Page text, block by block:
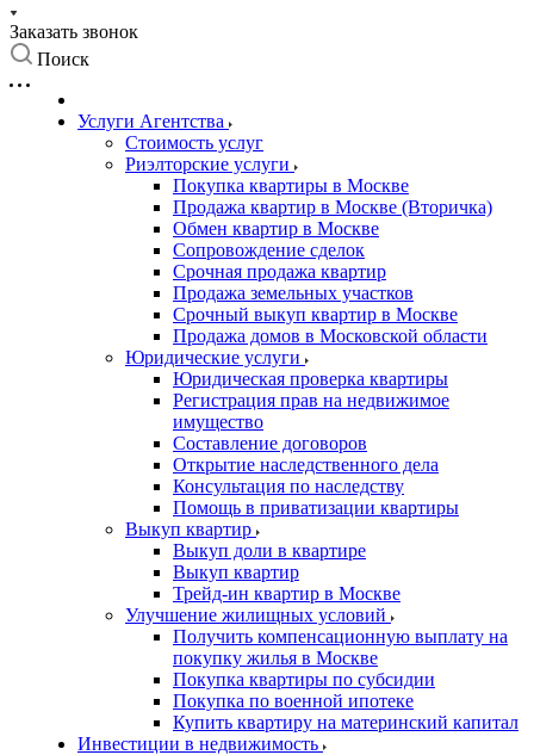
Заказать звонок
Поиск
Услуги Агентства
Стоимость услуг
Риэлторские услуги
Покупка квартиры в Москве
Продажа квартир в Москве (Вторичка)
Обмен квартир в Москве
Сопровождение сделок
Срочная продажа квартир
Продажа земельных участков
Срочный выкуп квартир в Москве
Продажа домов в Московской области
Юридические услуги
Юридическая проверка квартиры
Регистрация прав на недвижимое
имущество
Составление договоров
Открытие наследственного дела
Консультация по наследству
Помощь в приватизации квартиры
Выкуп квартир
Выкуп доли в квартире
Выкуп квартир
Трейд-ин квартир в Москве
Улучшение жилищных условий
Получить компенсационную выплату на
покупку жилья в Москве
Покупка квартиры по субсидии
Покупка по военной ипотеке
Купить квартиру на материнский капитал
Инвестиции в недвижимость